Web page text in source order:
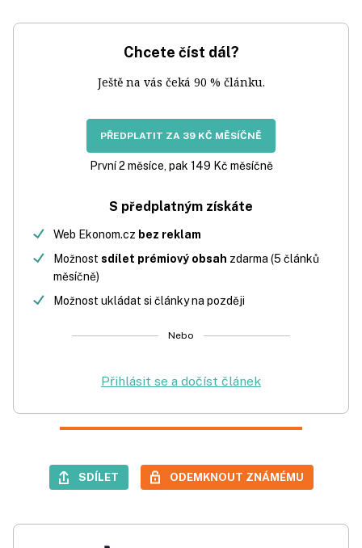
Chcete číst dál?
Ještě na vás čeká 90 % článku.
PŘEDPLATIT ZA 39 KČ MĚSÍČNĚ
První 2 měsíce, pak 149 Kč měsíčně
S předplatným získáte
Web Ekonom.cz bez reklam
Možnost sdílet prémiový obsah zdarma (5 článků
měsíčně)
Možnost ukládat si články na později
Nebo
Přihlásit se a dočíst článek
SDÍLET ODEMKNOUT ZNÁMÉMU